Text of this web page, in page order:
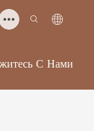
С Нами